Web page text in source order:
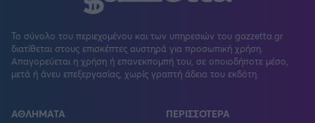
Το σύνολο του περιεχομένου και των υπηρεσιών του gazzetta.gr
διατίθεται στους επισκέπτες αυστηρά για προσωπική χρήση.
Απαγορεύεται η χρήση ή επανεκπομπή του, σε οποιοδήποτε μέσο,
μετά ή άνευ επεξεργασίας, χωρίς γραπτή άδεια του εκδότη.
ΑΘΛΗΜΑΤΑ ΠΕΡΙΣΣΟΤΕΡΑ